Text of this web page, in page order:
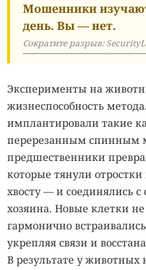
Мошенники
день. Вы — нет.
Сократите разрыв:
Эксперименты на
жизнеспособность
имплантировали такие
перерезанным спинным
предшественники
которые тянули
хвосту — и соединялись
хозяина. Новые клетки
гармонично
укрепляя связи и
В результате у животных